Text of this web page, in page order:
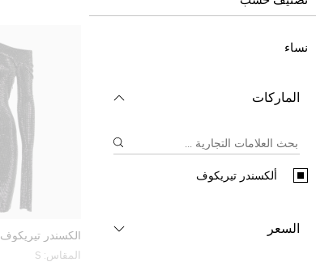
نساء
الماركات
ألكسندر تيريكوف
السعر
ألكسندر تيريكوف
المقاس: S